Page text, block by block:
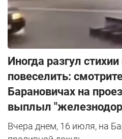
Иногда разгул
повеселить:
Барановичах на
выплыл
Вчера днем, 16 июля, на